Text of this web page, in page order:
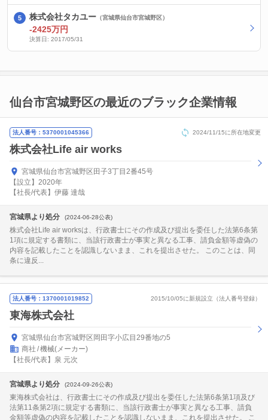
株式会社タカユー （宮城県仙台市宮城野区）
-2425万円
決算日: 2017/05/31
仙台市宮城野区の最近のブラック企業情報
法人番号：5370001045366 2024/11/15に所在地変更
株式会社Life air works
宮城県仙台市宮城野区田子3丁目2番45号
【設立】2020年
【社長/代表】伊藤 達哉
宮城県より処分 (2024-06-28公表)
株式会社Life air worksは、行政書士にその作成及び提出を委任した法第6条第
1項に規定する書類に、当該行政書士が事実と異なる工事、請負金額等虚偽の
内容を記載したことを認識しないまま、これを提出させた。 このことは、同
条に違反...
法人番号：1370001019852 2015/10/05に新規設立（法人番号登録）
東海株式会社
宮城県仙台市宮城野区岡田字小広目29番地の5
商社 機械(メーカー)
【社長/代表】泉 元次
宮城県より処分 (2024-09-26公表)
東海株式会社は、行政書士にその作成及び提出を委任した法第6条第1項及び
法第11条第2項に規定する書類に、当該行政書士が事実と異なる工事、請負
金額等虚偽の内容を記載したことを認識しないまま、これを提出させた。 こ